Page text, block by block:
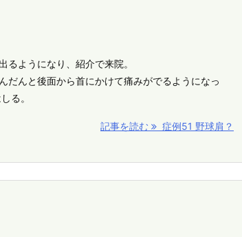
るようになり、紹介で来院。
だんと後面から首にかけて痛みがでるようになっ
る。
記事を読む 症例51 野球肩？